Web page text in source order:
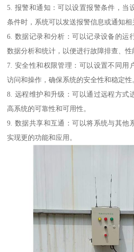
5. 报警和通知：可以设置报警条件，当
条件时，系统可以发送报警信息或通知相
6. 数据记录和分析：可以记录设备的运
数据分析和统计，以便进行故障排查、性
7. 安全性和权限管理：可以设置不同用
访问和操作，确保系统的安全性和稳定性
8. 远程维护和升级：可以通过远程方式
高系统的可靠性和可用性。
9. 数据共享和互通：可以将系统与其他
实现更的功能和应用。